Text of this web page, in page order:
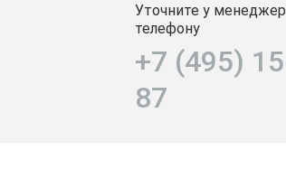
Уточните у
телефону
+7 (495)
87